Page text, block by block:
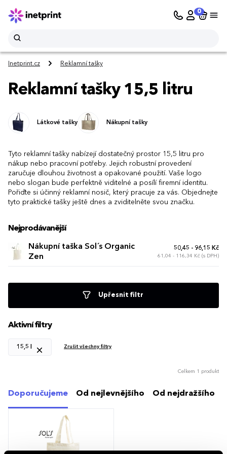
0
Inetprint.cz Reklamní tašky
Reklamní tašky 15,5 litru
Látkové tašky Nákupní tašky
Tyto reklamní tašky nabízejí dostatečný prostor 15,5 litru pro
nákup nebo pracovní potřeby. Jejich robustní provedení
zaručuje dlouhou životnost a opakované použití. Vaše logo
nebo slogan bude perfektně viditelné a posílí firemní identitu.
Pořiďte si účinný reklamní nosič, který pracuje za vás. Objednejte
tyto praktické tašky ještě dnes a zviditelněte svou značku.
Nejprodávanější
Nákupní taška Sol´s Organic
Zen
50,45 - 96,15 Kč
61,04 - 116,34 Kč (s DPH)
Upřesnit filtr
Aktivní filtry
15,5 l Zrušit všechny filtry
Celkem 1 produkt
Doporučujeme Od nejlevnějšího Od nejdražšího